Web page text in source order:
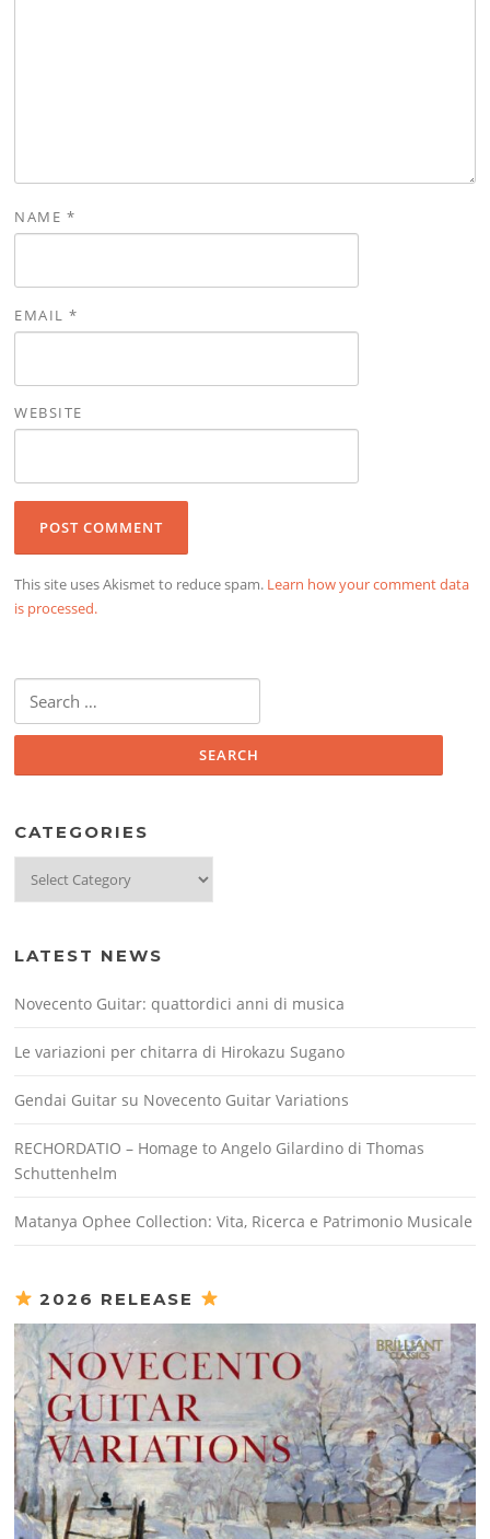
NAME *
EMAIL*
WEBSITE
This site uses Akismet to reduce spam. Learn how your comment data
is processed.
for:
CATEGORIES
LATEST NEWS
Novecento Guitar: quattordici anni di musica
Le variazioni per chitarra di Hirokazu Sugano
Gendai Guitar su Novecento Guitar Variations
RECHORDATIO – Homage to Angelo Gilardino di Thomas
Schuttenhelm
Matanya Ophee Collection: Vita, Ricerca e Patrimonio Musicale
2026 RELEASE